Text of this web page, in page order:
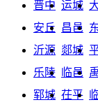
晋中 运城
安丘 昌邑
沂源 郯城
乐陵
临邑
郓城 茌平